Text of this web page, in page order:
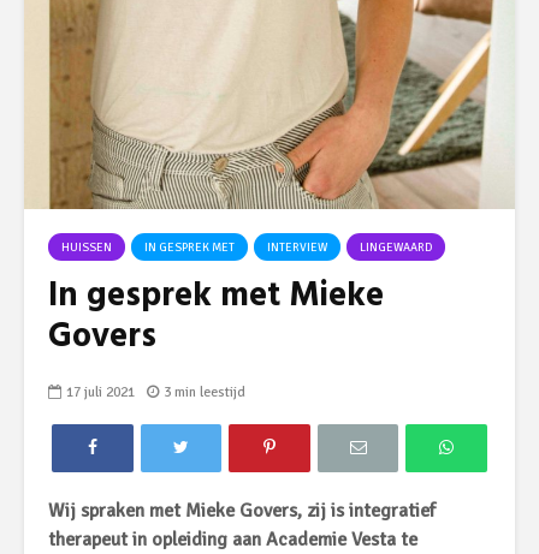
HUISSEN IN GESPREK MET INTERVIEW LINGEWAARD
In gesprek met Mieke
Govers
17 juli 2021 3 min leestijd
Wij spraken met Mieke Govers, zij is integratief
therapeut in opleiding aan Academie Vesta te